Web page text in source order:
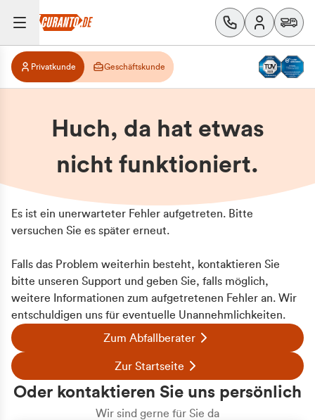
Privatkunde Geschäftskunde
Huch, da hat etwas
nicht funktioniert.
Es ist ein unerwarteter Fehler aufgetreten. Bitte
versuchen Sie es später erneut.
Falls das Problem weiterhin besteht, kontaktieren Sie
bitte unseren Support und geben Sie, falls möglich,
weitere Informationen zum aufgetretenen Fehler an. Wir
entschuldigen uns für eventuelle Unannehmlichkeiten.
Zum Abfallberater
Zur Startseite
Oder kontaktieren Sie uns persönlich
Wir sind gerne für Sie da